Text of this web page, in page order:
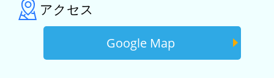
アクセス
Google Map